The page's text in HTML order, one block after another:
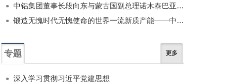
中铝集团董事长段向东与蒙古国副总理诺木泰巴亚尔举行会谈
锻造无愧时代无愧使命的世界一流新质产能——中国有色金属工业的战略应对与破局之道（二）
专题 更多
深入学习贯彻习近平党建思想